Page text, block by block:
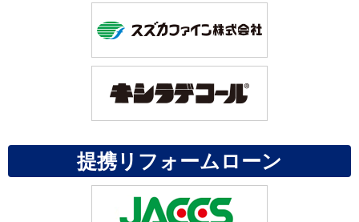
提携リフォームローン